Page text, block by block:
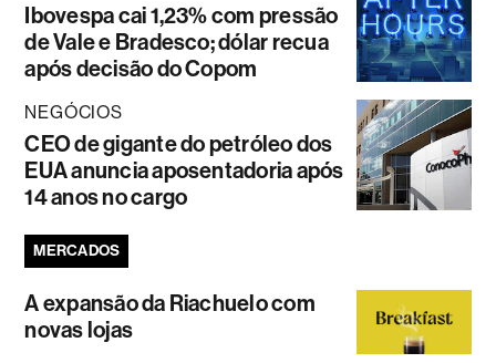
Ibovespa cai 1,23% com pressão
de Vale e Bradesco; dólar recua
após decisão do Copom
NEGÓCIOS
CEO de gigante do petróleo dos
EUA anuncia aposentadoria após
14 anos no cargo
MERCADOS
A expansão da Riachuelo com
novas lojas